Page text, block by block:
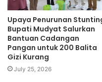
yang menjajah dengan
K-Pay sebagai Rintisan
Gandhi memang bukan
dan ajarannya sangatlah
Selama ini, bangsa
Upaya Penurunan
Bupati Mudyat Salurkan
Bantuan Cadangan
Pangan untuk 200 Balita
Gizi Kurang
July 25, 2026